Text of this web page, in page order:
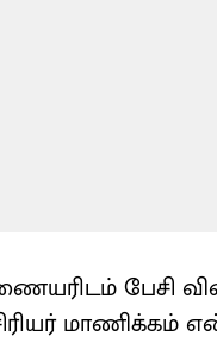
பேசி
மாணிக்கம்